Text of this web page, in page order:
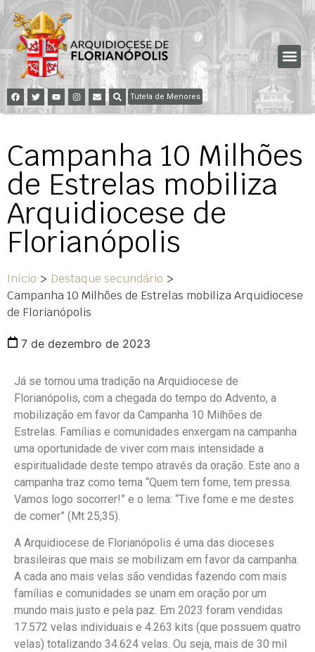
Tutela de Menores
Campanha 10 Milhões
de Estrelas mobiliza
Arquidiocese de
Florianópolis
Início > Destaque secundário >
Campanha 10 Milhões de Estrelas mobiliza Arquidiocese
de Florianópolis
7 de dezembro de 2023
Já se tornou uma tradição na Arquidiocese de
Florianópolis, com a chegada do tempo do Advento, a
mobilização em favor da Campanha 10 Milhões de
Estrelas. Famílias e comunidades enxergam na campanha
uma oportunidade de viver com mais intensidade a
espiritualidade deste tempo através da oração. Este ano a
campanha traz como tema “Quem tem fome, tem pressa.
Vamos logo socorrer!” e o lema: “Tive fome e me destes
de comer” (Mt 25,35).
A Arquidiocese de Florianópolis é uma das dioceses
brasileiras que mais se mobilizam em favor da campanha.
A cada ano mais velas são vendidas fazendo com mais
famílias e comunidades se unam em oração por um
mundo mais justo e pela paz. Em 2023 foram vendidas
17.572 velas individuais e 4.263 kits (que possuem quatro
velas) totalizando 34.624 velas. Ou seja, mais de 30 mil